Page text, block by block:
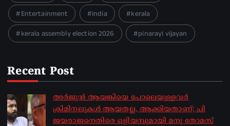
Entertainment
india
kerala
kerala assembly election 2026
pinarayi vijayan
Recent Post
അർജുൻ ആയങ്കിയെ പോലെയുള്ളവർ
ക്രിമിനലുകൾ ആയതല്ല, ആക്കിയതാണ്; പി
ജയരാജനെതിരെ ഒളിയമ്പുമായി മനു തോമസ്